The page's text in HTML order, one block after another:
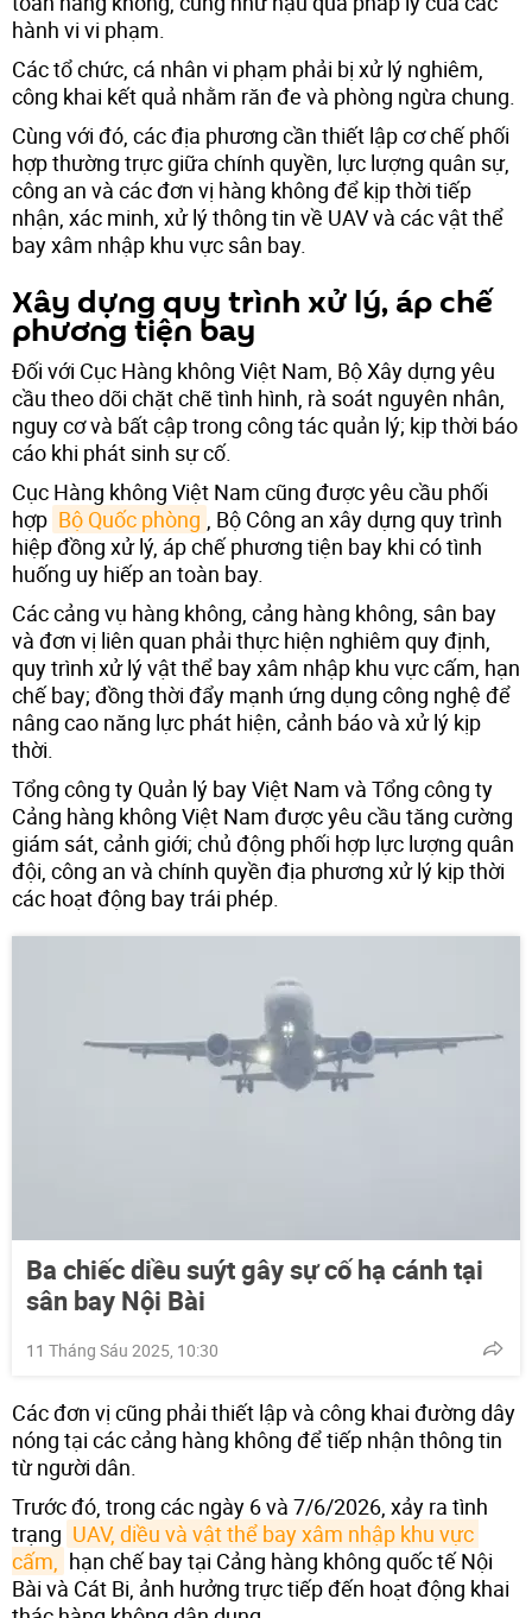
hành vi vi phạm.
Các tổ chức, cá nhân vi phạm phải bị xử lý nghiêm,
công khai kết quả nhằm răn đe và phòng ngừa chung.
Cùng với đó, các địa phương cần thiết lập cơ chế phối
hợp thường trực giữa chính quyền, lực lượng quân sự,
công an và các đơn vị hàng không để kịp thời tiếp
nhận, xác minh, xử lý thông tin về UAV và các vật thể
bay xâm nhập khu vực sân bay.
Xây dựng quy trình xử lý, áp chế
phương tiện bay
Đối với Cục Hàng không Việt Nam, Bộ Xây dựng yêu
cầu theo dõi chặt chẽ tình hình, rà soát nguyên nhân,
nguy cơ và bất cập trong công tác quản lý; kịp thời báo
cáo khi phát sinh sự cố.
Cục Hàng không Việt Nam cũng được yêu cầu phối
hợp Bộ Quốc phòng
, Bộ Công an xây dựng quy trình
hiệp đồng xử lý, áp chế phương tiện bay khi có tình
huống uy hiếp an toàn bay.
Các cảng vụ hàng không, cảng hàng không, sân bay
và đơn vị liên quan phải thực hiện nghiêm quy định,
quy trình xử lý vật thể bay xâm nhập khu vực cấm, hạn
chế bay; đồng thời đẩy mạnh ứng dụng công nghệ để
nâng cao năng lực phát hiện, cảnh báo và xử lý kịp
thời.
Tổng công ty Quản lý bay Việt Nam và Tổng công ty
Cảng hàng không Việt Nam được yêu cầu tăng cường
giám sát, cảnh giới; chủ động phối hợp lực lượng quân
đội, công an và chính quyền địa phương xử lý kịp thời
các hoạt động bay trái phép.
Ba chiếc diều suýt gây sự cố hạ cánh tại
sân bay Nội Bài
11 Tháng Sáu 2025, 10:30
Các đơn vị cũng phải thiết lập và công khai đường dây
nóng tại các cảng hàng không để tiếp nhận thông tin
từ người dân.
Trước đó, trong các ngày 6 và 7/6/2026, xảy ra tình
trạng UAV, diều và vật thể bay xâm nhập khu vực
cấm,
hạn chế bay tại Cảng hàng không quốc tế Nội
Bài và Cát Bi, ảnh hưởng trực tiếp đến hoạt động khai